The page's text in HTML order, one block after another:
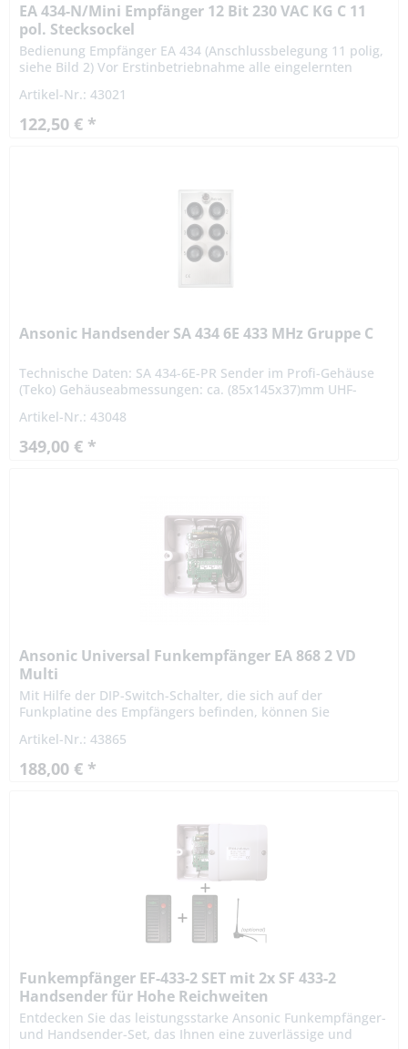
EA 434-N/Mini Empfänger 12 Bit 230 VAC KG C 11
pol. Stecksockel
Bedienung Empfänger EA 434 (Anschlussbelegung 11 polig,
siehe Bild 2) Vor Erstinbetriebnahme alle eingelernten
alle 10...
Artikel-Nr.: 43021
122,50 € *
Ansonic Handsender SA 434 6E 433 MHz Gruppe C
Technische Daten: SA 434-6E-PR Sender im Profi-Gehäuse
(Teko) Gehäuseabmessungen: ca. (85x145x37)mm UHF-
mit...
Artikel-Nr.: 43048
349,00 € *
Ansonic Universal Funkempfänger EA 868 2 VD
Multi
Mit Hilfe der DIP-Switch-Schalter, die sich auf der
Funkplatine des Empfängers befinden, können Sie
Funkempfänger EA 868-2-VD-Multi...
Artikel-Nr.: 43865
188,00 € *
Funkempfänger EF-433-2 SET mit 2x SF 433-2
Handsender für Hohe Reichweiten
Entdecken Sie das leistungsstarke Ansonic Funkempfänger-
und Handsender-Set, das Ihnen eine zuverlässige und